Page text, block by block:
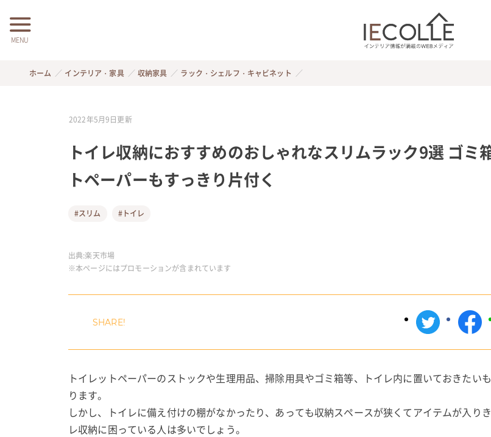
MENU
ホーム インテリア・家具 収納家具 ラック・シェルフ・キャビネット
2022年5月9日更新
トイレ収納におすすめのおしゃれなスリムラック9選 ゴミ
トペーパーもすっきり片付く
#スリム #トイレ
出典:楽天市場
※本ページにはプロモーションが含まれています
トイレットペーパーのストックや生理用品、掃除用具やゴミ箱等、トイレ内に置いておきたい
ります。
しかし、トイレに備え付けの棚がなかったり、あっても収納スペースが狭くてアイテムが入り
レ収納に困っている人は多いでしょう。